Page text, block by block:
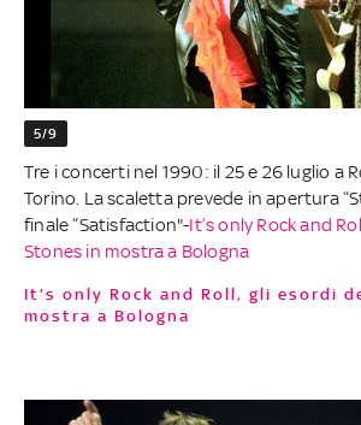
5/9
Tre i concerti nel 1990: il 25 e 26 luglio a
Torino. La scaletta prevede in apertura
finale “Satisfaction"-It’s only Rock and
Stones in mostra a Bologna
It’s only Rock and Roll, gli esordi degli Stones in
mostra a Bologna